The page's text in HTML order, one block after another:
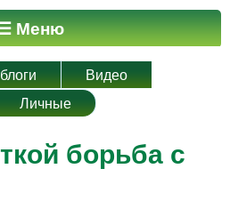
Меню
Видео
Личные
борьба с